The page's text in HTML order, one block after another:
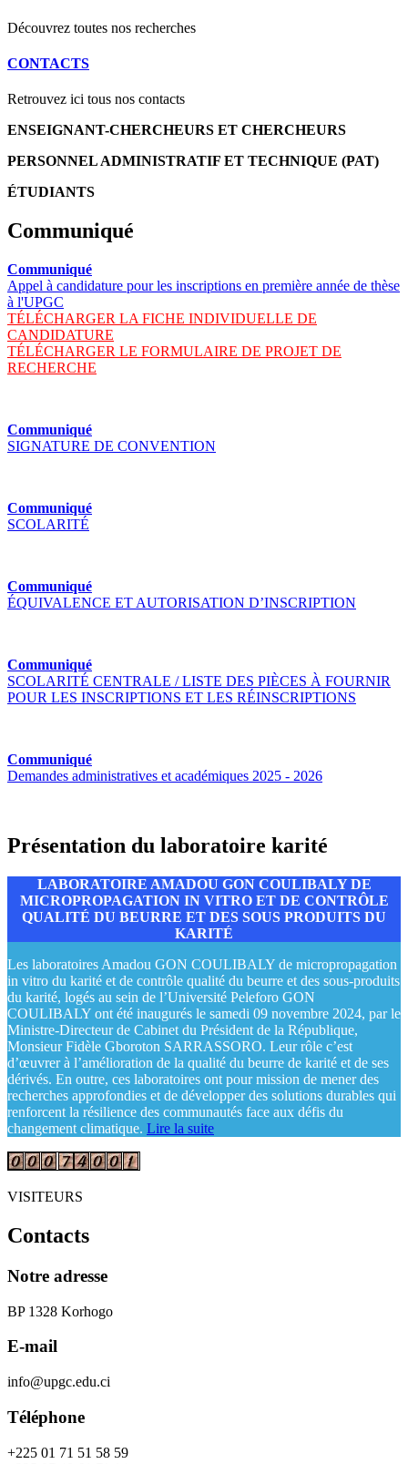
Découvrez toutes nos recherches
CONTACTS
Retrouvez ici tous nos contacts
ENSEIGNANT-CHERCHEURS ET CHERCHEURS
PERSONNEL ADMINISTRATIF ET TECHNIQUE (PAT)
ÉTUDIANTS
Communiqué
Communiqué
Appel à candidature pour les inscriptions en première année de thèse
à l'UPGC
TÉLÉCHARGER LA FICHE INDIVIDUELLE DE
CANDIDATURE
TÉLÉCHARGER LE FORMULAIRE DE PROJET DE
RECHERCHE
Communiqué
SIGNATURE DE CONVENTION
Communiqué
SCOLARITÉ
Communiqué
ÉQUIVALENCE ET AUTORISATION D’INSCRIPTION
Communiqué
SCOLARITÉ CENTRALE / LISTE DES PIÈCES À FOURNIR
POUR LES INSCRIPTIONS ET LES RÉINSCRIPTIONS
Communiqué
Demandes administratives et académiques 2025 - 2026
Présentation du laboratoire karité
LABORATOIRE AMADOU GON COULIBALY DE
MICROPROPAGATION IN VITRO ET DE CONTRÔLE
QUALITÉ DU BEURRE ET DES SOUS PRODUITS DU
KARITÉ
Les laboratoires Amadou GON COULIBALY de micropropagation
in vitro du karité et de contrôle qualité du beurre et des sous-produits
du karité, logés au sein de l’Université Peleforo GON
COULIBALY ont été inaugurés le samedi 09 novembre 2024, par le
Ministre-Directeur de Cabinet du Président de la République,
Monsieur Fidèle Gboroton SARRASSORO. Leur rôle c’est
d’œuvrer à l’amélioration de la qualité du beurre de karité et de ses
dérivés. En outre, ces laboratoires ont pour mission de mener des
recherches approfondies et de développer des solutions durables qui
renforcent la résilience des communautés face aux défis du
changement climatique. Lire la suite
VISITEURS
Contacts
Notre adresse
BP 1328 Korhogo
E-mail
info@upgc.edu.ci
Téléphone
+225 01 71 51 58 59